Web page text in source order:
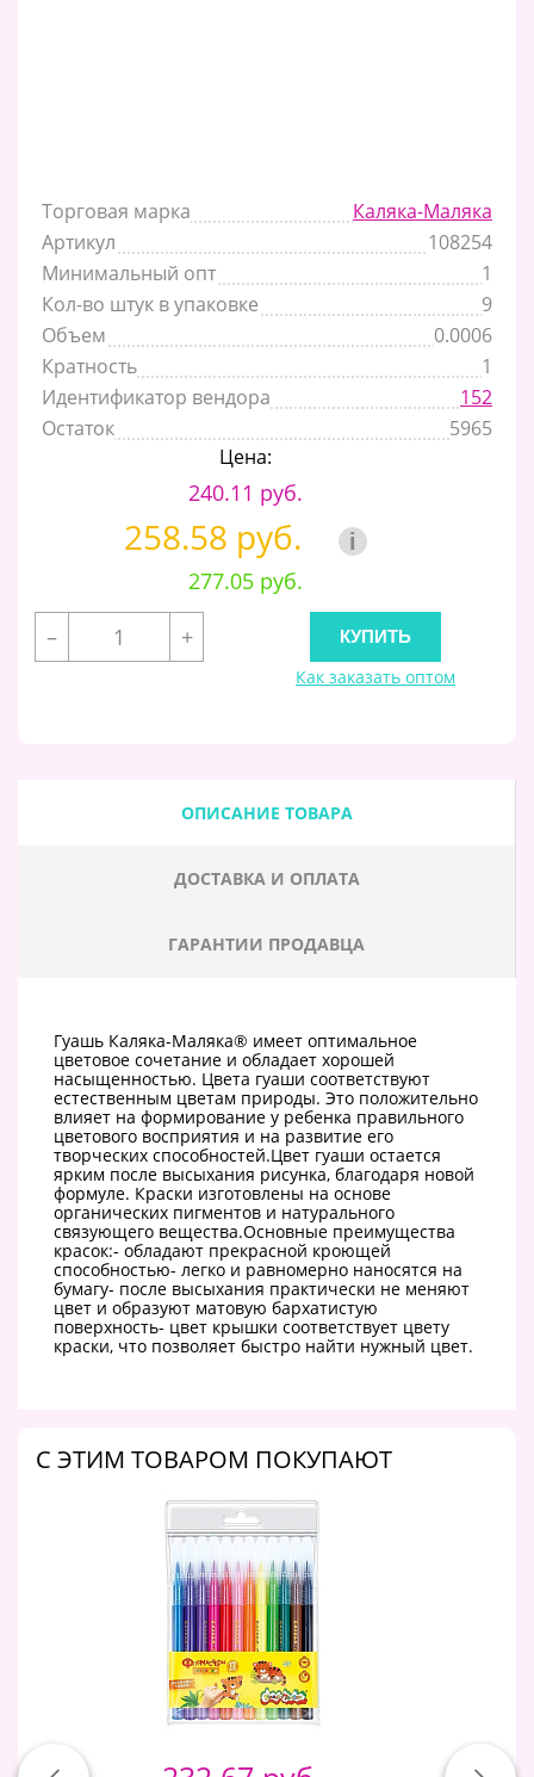
Торговая марка
Каляка-Маляка
Артикул
108254
Минимальный опт
1
Кол-во штук в упаковке
9
Объем
0.0006
Кратность
1
Идентификатор вендора
152
Остаток
5965
Цена:
240.11 руб.
258.58 руб. i
277.05 руб.
–
+
Как заказать оптом
ОПИСАНИЕ ТОВАРА
ДОСТАВКА И ОПЛАТА
ГАРАНТИИ ПРОДАВЦА
Гуашь Каляка-Маляка® имеет оптимальное
цветовое сочетание и обладает хорошей
насыщенностью. Цвета гуаши соответствуют
естественным цветам природы. Это положительно
влияет на формирование у ребенка правильного
цветового восприятия и на развитие его
творческих способностей.Цвет гуаши остается
ярким после высыхания рисунка, благодаря новой
формуле. Краски изготовлены на основе
органических пигментов и натурального
связующего вещества.Основные преимущества
красок:- обладают прекрасной кроющей
способностью- легко и равномерно наносятся на
бумагу- после высыхания практически не меняют
цвет и образуют матовую бархатистую
поверхность- цвет крышки соответствует цвету
краски, что позволяет быстро найти нужный цвет.
C ЭТИМ ТОВАРОМ ПОКУПАЮТ